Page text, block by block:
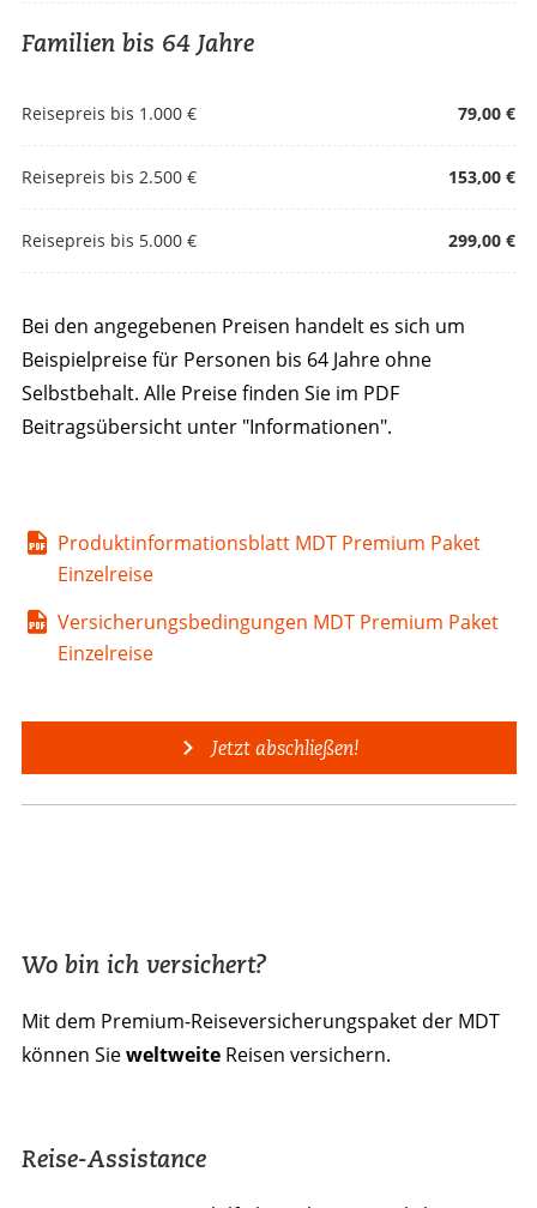
Familien bis 64 Jahre
Reisepreis bis 1.000 € 79,00 €
Reisepreis bis 2.500 € 153,00 €
Reisepreis bis 5.000 € 299,00 €
Bei den angegebenen Preisen handelt es sich um
Beispielpreise für Personen bis 64 Jahre ohne
Selbstbehalt. Alle Preise finden Sie im PDF
Beitragsübersicht unter "Informationen".
Produktinformationsblatt MDT Premium Paket
Einzelreise
Versicherungsbedingungen MDT Premium Paket
Einzelreise
Jetzt abschließen!
Wo bin ich versichert?
Mit dem Premium-Reiseversicherungspaket der MDT
können SieweltweiteReisen versichern.
Reise-Assistance